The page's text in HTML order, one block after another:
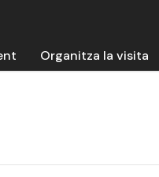
Organitza la visita